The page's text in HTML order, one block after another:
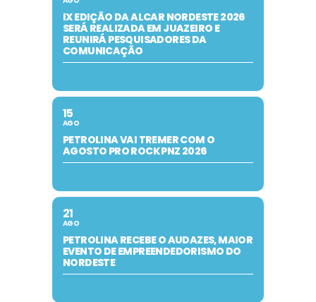
IX EDIÇÃO DA ALCAR NORDESTE 2026
SERÁ REALIZADA EM JUAZEIRO E
REUNIRÁ PESQUISADORES DA
COMUNICAÇÃO
15
AGO
PETROLINA VAI TREMER COM O
AGOSTO PRO ROCK PNZ 2026
21
AGO
PETROLINA RECEBE O AUDAZES, MAIOR
EVENTO DE EMPREENDEDORISMO DO
NORDESTE